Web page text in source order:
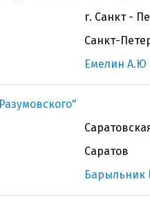
г. Санкт -
Санкт-
Емелин А.Ю
Саратов
Барыльник